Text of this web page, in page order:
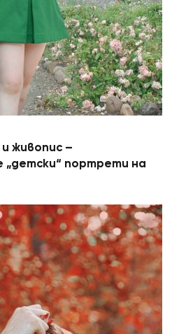
живопис –
портрети на